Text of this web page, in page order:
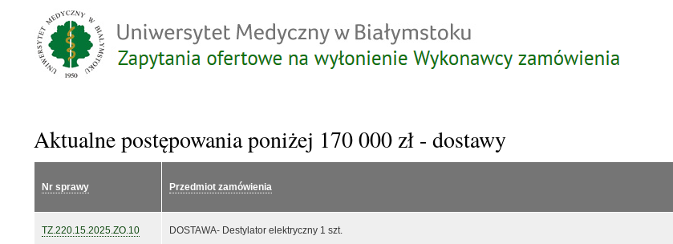
Aktualne postępowania poniżej 170 000 zł - dostawy
Nr sprawy Przedmiot zamówienia
TZ.220.15.2025.ZO.10
DOSTAWA- Destylator elektryczny 1 szt.